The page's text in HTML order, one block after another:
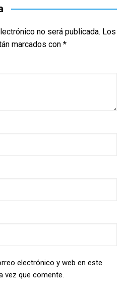
no será publicada. Los
marcados con *
electrónico y web en este
vez que comente.